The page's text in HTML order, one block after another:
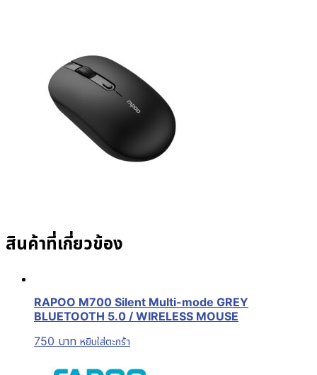
สินค้าที่เกี่ยวข้อง
RAPOO M700 Silent Multi-mode GREY
BLUETOOTH 5.0 / WIRELESS MOUSE
750 บาท หยิบใส่ตะกร้า